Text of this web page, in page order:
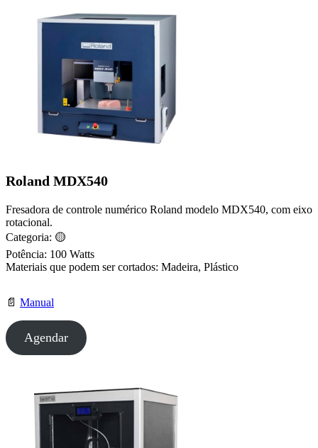
Roland MDX540
Fresadora de controle numérico Roland modelo MDX540, com eixo
rotacional.
Categoria: 🟡
Potência: 100 Watts
Materiais que podem ser cortados: Madeira, Plástico
📄 Manual
Agendar